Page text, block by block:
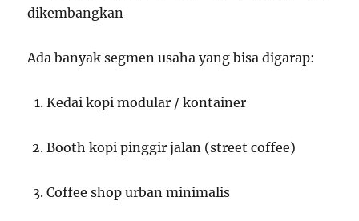
dikembangkan
Ada banyak segmen usaha yang bisa digarap:
Kedai kopi modular / kontainer
Booth kopi pinggir jalan (street coffee)
Coffee shop urban minimalis